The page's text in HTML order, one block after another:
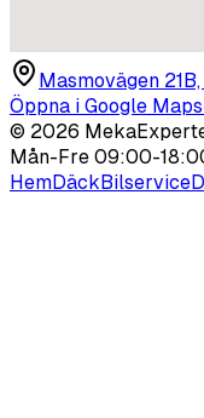
Masmovägen
Öppna i Google Maps
© 2026
Mån-Fre 09:00-
HemDäckBilservice